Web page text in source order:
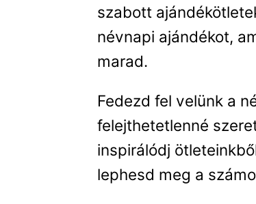
szabott
névnapi ajándékot,
marad.
Fedezd fel velünk a
felejthetetlenné
inspirálódj
lephesd meg a